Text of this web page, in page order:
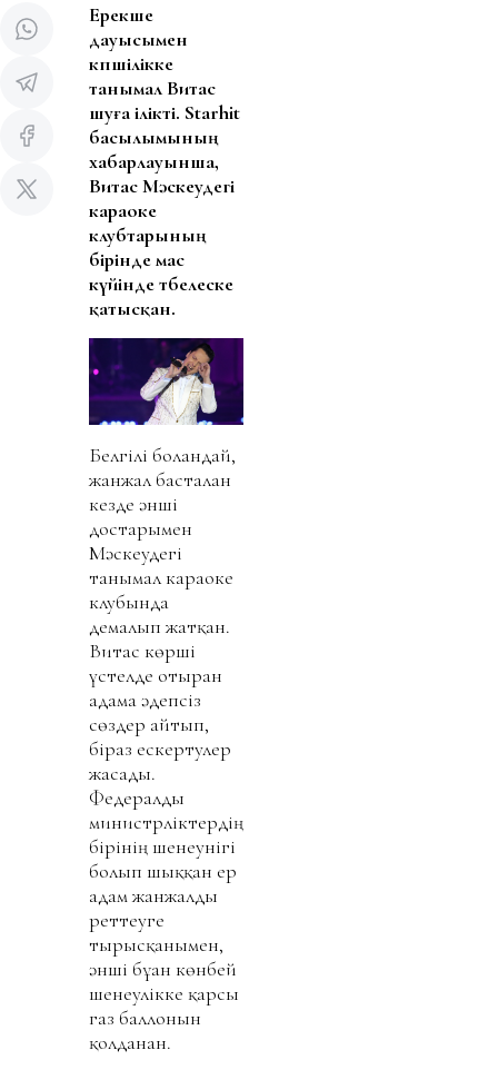
Ерекше
дауысымен
көпшілікке
танымал Витас
шуға ілікті. Starhit
басылымының
хабарлауынша,
Витас Мәскеудегі
караоке
клубтарының
бірінде мас
күйінде төбелеске
қатысқан.
Белгілі болғандай,
жанжал басталған
кезде әнші
достарымен
Мәскеудегі
танымал караоке
клубында
демалып жатқан.
Витас көрші
үстелде отырған
адамға әдепсіз
сөздер айтып,
біраз ескертулер
жасады.
Федералды
министрліктердің
бірінің шенеунігі
болып шыққан ер
адам жанжалды
реттеуге
тырысқанымен,
әнші бұған көнбей
шенеулікке қарсы
газ баллонын
қолданған.